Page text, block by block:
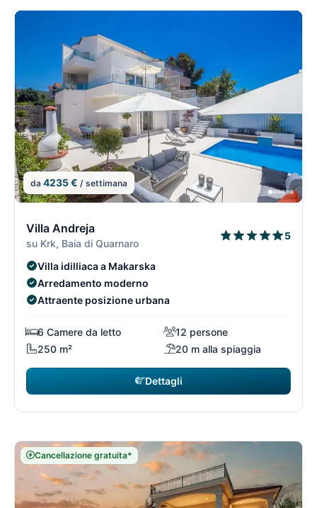
da 4235 € / settimana
Villa Andreja
su Krk, Baia di Quarnaro
5
Villa idilliaca a Makarska
Arredamento moderno
Attraente posizione urbana
6 Camere da letto
12 persone
250 m²
20 m alla spiaggia
Dettagli
Cancellazione gratuita*